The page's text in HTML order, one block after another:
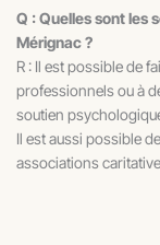
Q : Quelles sont les
Mérignac ?
R : Il est possible de
professionnels ou à
soutien
Il est aussi possible
associations